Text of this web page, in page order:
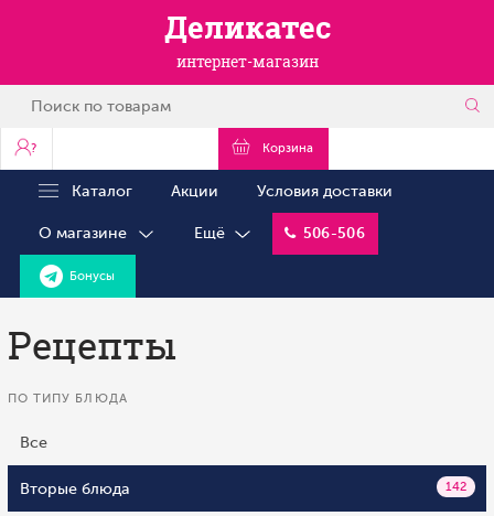
Деликатес
интернет-магазин
? Корзина
Каталог Акции Условия доставки
О магазине Ещё 506-506
Бонусы
Рецепты
ПО ТИПУ БЛЮДА
Все
Вторые блюда 142